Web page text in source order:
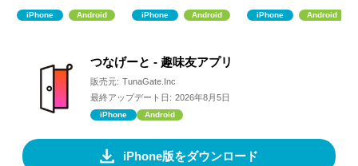
iPhone Android iPhone Android iPhone Android
つなげーと - 趣味友アプリ
販売元: TunaGate.Inc
最終アップデート日: 2026年8月5日
iPhone Android
iPhone版をダウンロード